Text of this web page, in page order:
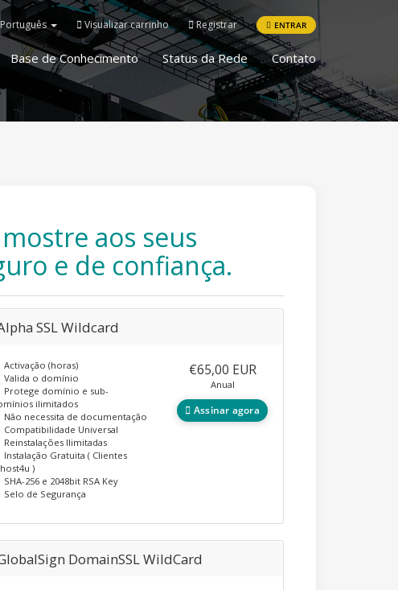
Português Visualizar carrinho Registrar ENTRAR
Base de Conhecimento Status da Rede Contato
aos seus
e de confiança.
SSL Wildcard
Activação (horas)
Valida o domínio
Protege domínio e sub-
ilimitados
Não necessita de documentação
Compatibilidade Universal
Reinstalações Ilimitadas
Instalação Gratuita ( Clientes
)
SHA-256 e 2048bit RSA Key
Selo de Segurança
€65,00 EUR
Anual
Assinar agora
DomainSSL WildCard